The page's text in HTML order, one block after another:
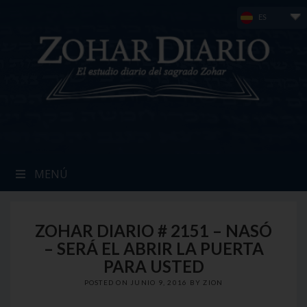
ES
MENÚ
ZOHAR DIARIO # 2151 – NASÓ
– SERÁ EL ABRIR LA PUERTA
PARA USTED
POSTED ON JUNIO 9, 2016 BY ZION